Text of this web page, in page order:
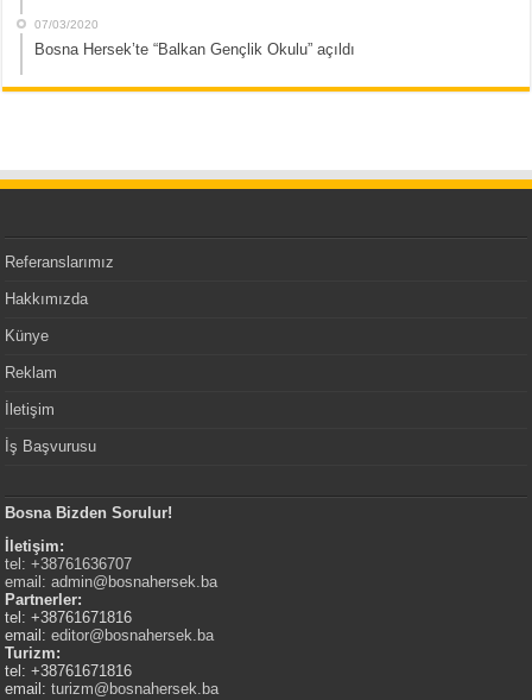
07/03/2020
Bosna Hersek’te “Balkan Gençlik Okulu” açıldı
Referanslarımız
Hakkımızda
Künye
Reklam
İletişim
İş Başvurusu
Bosna Bizden Sorulur!
İletişim:
tel: +38761636707
email:admin@bosnahersek.ba
Partnerler:
tel: +38761671816
email:editor@bosnahersek.ba
Turizm:
tel: +38761671816
email:turizm@bosnahersek.ba